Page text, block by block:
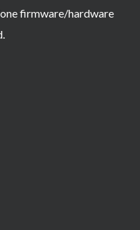
firmware/hardware